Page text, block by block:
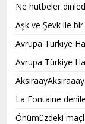
Ne hutbeler
Aşk ve Şevk ile bir
Avrupa Türkiye
Avrupa Türkiye
La Fontaine
Önümüzdeki